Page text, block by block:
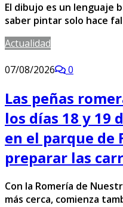
El dibujo es un lenguaje
saber pintar solo hace
Actualidad
07/08/2026
0
Las peñas
los días 18 y 19
en el parque de
preparar las
Con la Romería de
más cerca, comienza